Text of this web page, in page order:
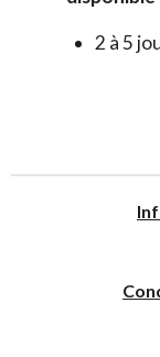
2 à 5
I